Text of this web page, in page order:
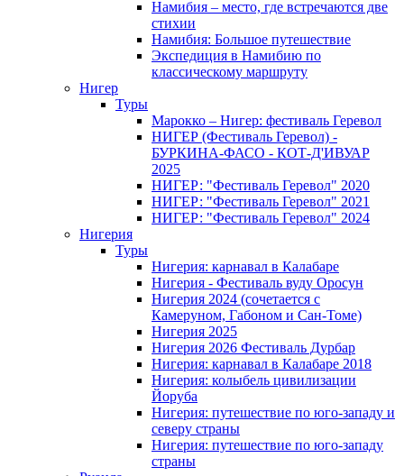
Намибия – место, где встречаются две
стихии
Намибия: Большое путешествие
Экспедиция в Намибию по
классическому маршруту
Нигер
Туры
Марокко – Нигер: фестиваль Геревол
НИГЕР (Фестиваль Геревол) -
БУРКИНА-ФАСО - КОТ-Д'ИВУАР
2025
НИГЕР: "Фестиваль Геревол" 2020
НИГЕР: "Фестиваль Геревол" 2021
НИГЕР: "Фестиваль Геревол" 2024
Нигерия
Туры
Нигерия: карнавал в Калабаре
Нигерия - Фестиваль вуду Оросун
Нигерия 2024 (сочетается с
Камеруном, Габоном и Сан-Томе)
Нигерия 2025
Нигерия 2026 Фестиваль Дурбар
Нигерия: карнавал в Калабаре 2018
Нигерия: колыбель цивилизации
Йоруба
Нигерия: путешествие по юго-западу и
северу страны
Нигерия: путешествие по юго-западу
страны